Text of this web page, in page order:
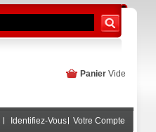
Panier Vide
Identifiez-Vous Votre Compte